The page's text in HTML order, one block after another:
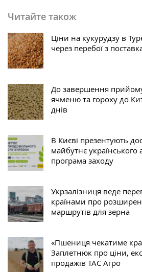
Читайте також
Ціни на кукурудзу в
через перебої з
До завершення
ячменю та гороху до
днів
В Києві презентують
майбутнє українського
програма заходу
Укрзалізниця веде
країнами про
маршрутів для зерна
«Пшениця чекатиме
Заплетнюк про ціни,
продажів ТАС Агро